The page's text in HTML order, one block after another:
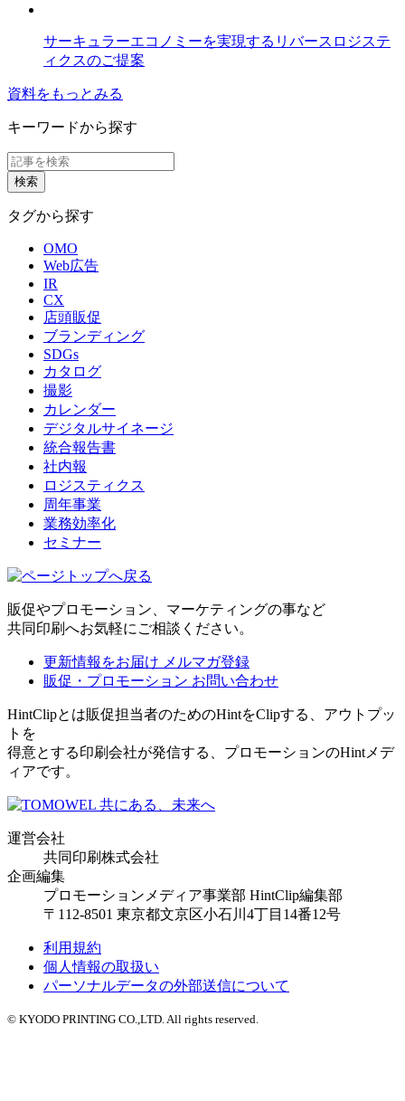
サーキュラーエコノミーを実現するリバースロジステ
ィクスのご提案
資料をもっとみる
キーワードから探す
タグから探す
OMO
Web広告
IR
CX
店頭販促
ブランディング
SDGs
カタログ
撮影
カレンダー
デジタルサイネージ
統合報告書
社内報
ロジスティクス
周年事業
業務効率化
セミナー
販促やプロモーション、マーケティングの事など
共同印刷へお気軽にご相談ください。
更新情報をお届け メルマガ登録
販促・プロモーション お問い合わせ
HintClipとは販促担当者のためのHintをClipする、アウトプッ
トを
得意とする印刷会社が発信する、プロモーションのHintメデ
ィアです。
運営会社
共同印刷株式会社
企画編集
プロモーションメディア事業部 HintClip編集部
〒112-8501 東京都文京区小石川4丁目14番12号
利用規約
個人情報の取扱い
パーソナルデータの外部送信について
© KYODO PRINTING CO.,LTD. All rights reserved.